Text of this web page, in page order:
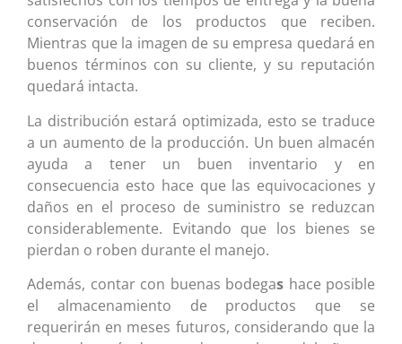
conservación de los productos que reciben.
Mientras que la imagen de su empresa quedará en
buenos términos con su cliente, y su reputación
quedará intacta.
La distribución estará optimizada, esto se traduce
a un aumento de la producción. Un buen almacén
ayuda a tener un buen inventario y en
consecuencia esto hace que las equivocaciones y
daños en el proceso de suministro se reduzcan
considerablemente. Evitando que los bienes se
pierdan o roben durante el manejo.
Además, contar con buenas bodegas hace posible
el almacenamiento de productos que se
requerirán en meses futuros, considerando que la